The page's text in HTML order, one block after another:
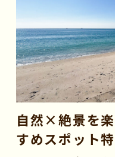
自然×絶景を
すめスポット